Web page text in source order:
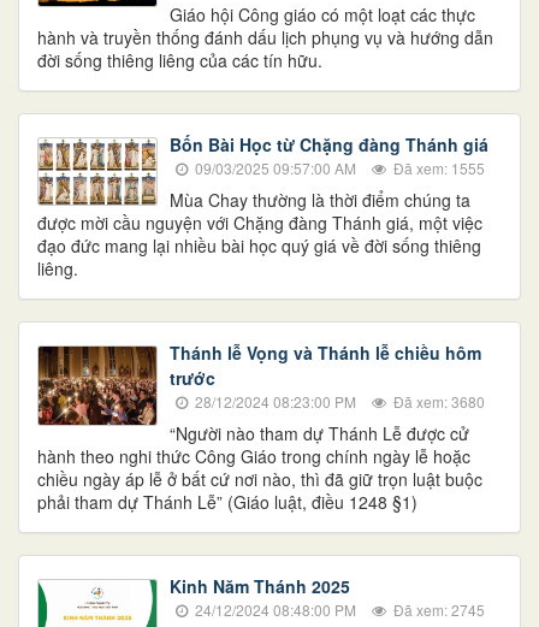
Giáo hội Công giáo có một loạt các thực
hành và truyền thống đánh dấu lịch phụng vụ và hướng dẫn
đời sống thiêng liêng của các tín hữu.
Bốn Bài Học từ Chặng đàng Thánh giá
09/03/2025 09:57:00 AM Đã xem: 1555
Mùa Chay thường là thời điểm chúng ta
được mời cầu nguyện với Chặng đàng Thánh giá, một việc
đạo đức mang lại nhiều bài học quý giá về đời sống thiêng
liêng.
Thánh lễ Vọng và Thánh lễ chiều hôm
trước
28/12/2024 08:23:00 PM Đã xem: 3680
“Người nào tham dự Thánh Lễ được cử
hành theo nghi thức Công Giáo trong chính ngày lễ hoặc
chiều ngày áp lễ ở bất cứ nơi nào, thì đã giữ trọn luật buộc
phải tham dự Thánh Lễ” (Giáo luật, điều 1248 §1)
Kinh Năm Thánh 2025
24/12/2024 08:48:00 PM Đã xem: 2745